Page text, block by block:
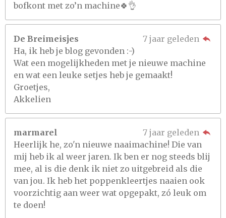
bofkont met zo’n machine🍀👌
De Breimeisjes
7 jaar geleden
Ha, ik heb je blog gevonden :-)
Wat een mogelijkheden met je nieuwe machine
en wat een leuke setjes heb je gemaakt!
Groetjes,
Akkelien
marmarel
7 jaar geleden
Heerlijk he, zo'n nieuwe naaimachine! Die van
mij heb ik al weer jaren. Ik ben er nog steeds blij
mee, al is die denk ik niet zo uitgebreid als die
van jou. Ik heb het poppenkleertjes naaien ook
voorzichtig aan weer wat opgepakt, zó leuk om
te doen!